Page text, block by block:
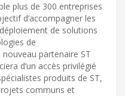
plus de 300 entreprises
d’accompagner les
de solutions
de
partenaire ST
d’un accès privilégié
produits de ST,
communs et